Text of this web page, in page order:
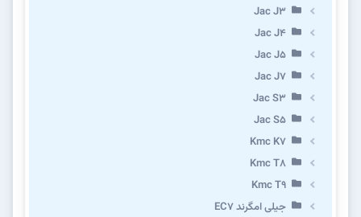
Jac J3
Jac J4
Jac J5
Jac J7
Jac S3
Jac S5
Kmc K7
Kmc T8
Kmc T9
جیلی امگرند EC7